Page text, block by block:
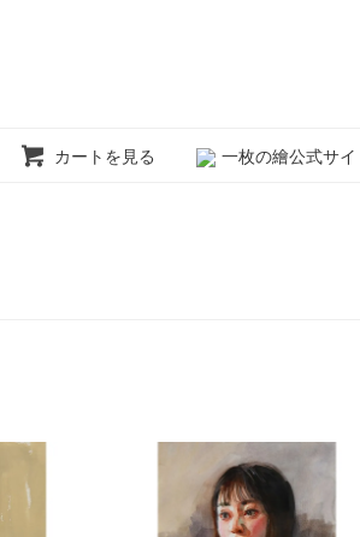
カートを見る 一枚の繪公式サイ